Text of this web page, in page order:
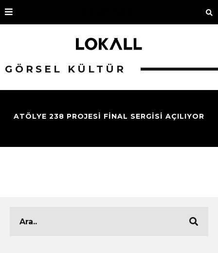
GÖRSEL KÜLTÜR
ATÖLYE 238 PROJESİ FİNAL SERGİSİ AÇILIYOR